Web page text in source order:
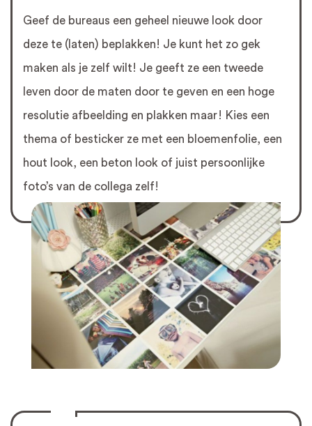
Geef de bureaus een geheel nieuwe look door
deze te (laten) beplakken! Je kunt het zo gek
maken als je zelf wilt! Je geeft ze een tweede
leven door de maten door te geven en een hoge
resolutie afbeelding en plakken maar! Kies een
thema of besticker ze met een bloemenfolie, een
hout look, een beton look of juist persoonlijke
foto’s van de collega zelf!